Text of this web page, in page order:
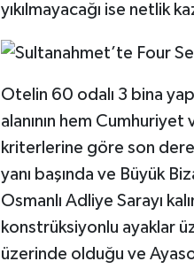
yıkılmayacağı ise netlik
Otelin 60 odalı 3 bina
alanının hem Cumhuriyet
kriterlerine göre son
yanı başında ve Büyük
Osmanlı Adliye Sarayı
konstrüksiyonlu ayaklar
üzerinde olduğu ve